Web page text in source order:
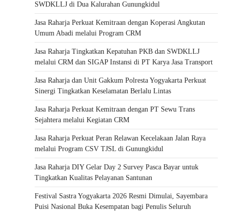
SWDKLLJ di Dua Kalurahan Gunungkidul
Jasa Raharja Perkuat Kemitraan dengan Koperasi Angkutan
Umum Abadi melalui Program CRM
Jasa Raharja Tingkatkan Kepatuhan PKB dan SWDKLLJ
melalui CRM dan SIGAP Instansi di PT Karya Jasa Transport
Jasa Raharja dan Unit Gakkum Polresta Yogyakarta Perkuat
Sinergi Tingkatkan Keselamatan Berlalu Lintas
Jasa Raharja Perkuat Kemitraan dengan PT Sewu Trans
Sejahtera melalui Kegiatan CRM
Jasa Raharja Perkuat Peran Relawan Kecelakaan Jalan Raya
melalui Program CSV TJSL di Gunungkidul
Jasa Raharja DIY Gelar Day 2 Survey Pasca Bayar untuk
Tingkatkan Kualitas Pelayanan Santunan
Festival Sastra Yogyakarta 2026 Resmi Dimulai, Sayembara
Puisi Nasional Buka Kesempatan bagi Penulis Seluruh